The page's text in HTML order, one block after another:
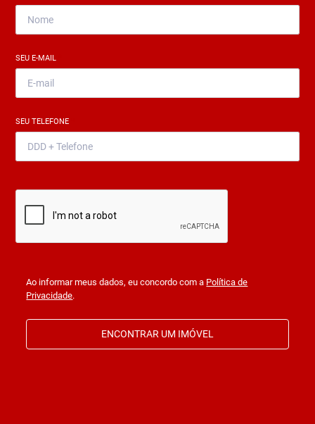
SEU E-MAIL
SEU TELEFONE
Ao informar meus dados, eu concordo com a Política de
Privacidade.
ENCONTRAR UM IMÓVEL